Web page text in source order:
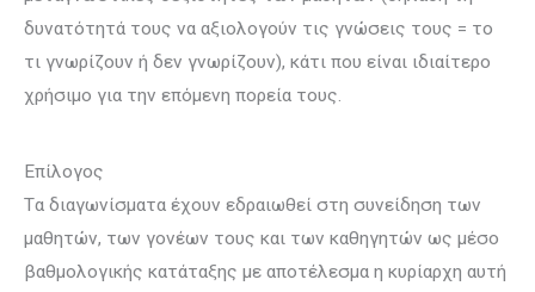
δυνατότητά τους να αξιολογούν τις γνώσεις τους = το
τι γνωρίζουν ή δεν γνωρίζουν), κάτι που είναι ιδιαίτερο
χρήσιμο για την επόμενη πορεία τους.
Επίλογος
Tα διαγωνίσματα έχουν εδραιωθεί στη συνείδηση των
μαθητών, των γονέων τους και των καθηγητών ως μέσο
βαθμολογικής κατάταξης με αποτέλεσμα η κυρίαρχη αυτή